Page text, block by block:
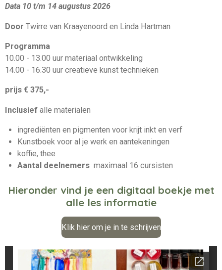
Data 10 t/m 14 augustus 2026
Door Twirre van Kraayenoord en Linda Hartman
Programma
10.00 - 13.00 uur materiaal ontwikkeling
14.00 - 16.30 uur creatieve kunst technieken
prijs € 375,-
Inclusief alle materialen
ingrediënten en pigmenten voor krijt inkt en verf
Kunstboek voor al je werk en aantekeningen
koffie, thee
Aantal deelnemersmaximaal 16 cursisten
Hieronder vind je een digitaal boekje met
alle les informatie
Klik hier om je in te schrijven